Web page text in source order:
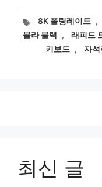
태
그
8K 폴링레이트 ,
뷸라 블랙
, 래피드
키보드 , 자석
최신 글